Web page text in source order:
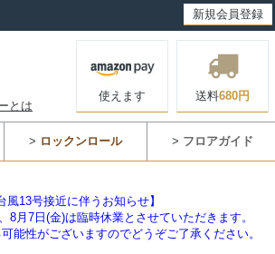
新規会員登録
とは
使えます 送料680円
> ロックンロール > フロアガイド
風13号接近に伴うお知らせ】
8月7日(金)は臨時休業とさせていただきます。
能性がございますのでどうぞご了承ください。